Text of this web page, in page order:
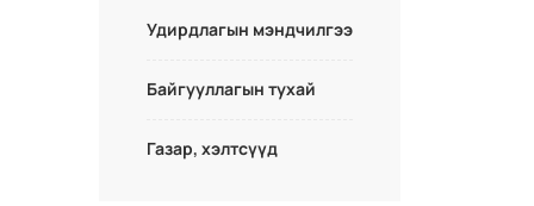
Удирдлагын мэндчилгээ
Байгууллагын тухай
Газар, хэлтсүүд